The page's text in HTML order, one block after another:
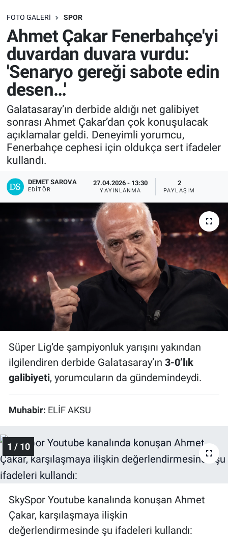
FOTO GALERI SPOR
Ahmet Çakar Fenerbahçe'yi
duvardan duvara vurdu:
'Senaryo gereği sabote edin
desen…'
Galatasaray’ın derbide aldığı net galibiyet
sonrası Ahmet Çakar’dan çok konuşulacak
açıklamalar geldi. Deneyimli yorumcu,
Fenerbahçe cephesi için oldukça sert ifadeler
kullandı.
DEMET SAROVA
EDITÖR
27.04.2026 - 13:30
YAYINLANMA
2
PAYLAŞIM
Süper Lig’de şampiyonluk yarışını yakından
ilgilendiren derbide Galatasaray’ın 3-0’lık
galibiyeti, yorumcuların da gündemindeydi.
Muhabir: ELİF AKSU
1 / 10
SkySpor Youtube kanalında konuşan Ahmet
Çakar, karşılaşmaya ilişkin
değerlendirmesinde şu ifadeleri kullandı:
SAĞLIK
EKONOMİ
EĞİTİM
ÖZEL HABER
Keşfet
ASTROLOJİ
RESMİ İLANLAR
İLAN
Bize ulaşın
İletişim/Künye
Yaşam
Gözden Kaçmasın
İletişim (Künye)